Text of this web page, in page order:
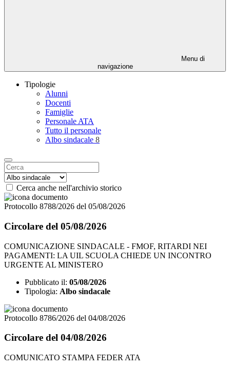
Menu di
navigazione
Tipologie
Alunni
Docenti
Famiglie
Personale ATA
Tutto il personale
Albo sindacale 8
Cerca anche nell'archivio storico
Protocollo 8788/2026 del 05/08/2026
Circolare del 05/08/2026
COMUNICAZIONE SINDACALE - FMOF, RITARDI NEI
PAGAMENTI: LA UIL SCUOLA CHIEDE UN INCONTRO
URGENTE AL MINISTERO
Pubblicato il: 05/08/2026
Tipologia: Albo sindacale
Protocollo 8786/2026 del 04/08/2026
Circolare del 04/08/2026
COMUNICATO STAMPA FEDER ATA